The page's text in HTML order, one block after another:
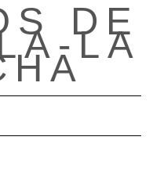
DE
LA
modo de navegación